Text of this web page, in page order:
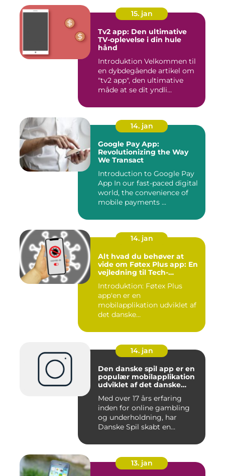
15. jan
Tv2 app: Den ultimative
TV-oplevelse i din hule
hånd
Introduktion Velkommen til
en dybdegående artikel om
"tv2 app", den ultimative
måde at se dit yndli...
14. jan
Google Pay App:
Revolutionizing the Way
We Transact
Introduction to Google Pay
App In our fast-paced digital
world, the convenience of
mobile payments ...
14. jan
Alt hvad du behøver at
vide om Føtex Plus app: En
vejledning til Tech-
Introduktion: Føtex Plus
app'en er en
mobilapplikation udviklet af
det danske
14. jan
Den danske spil app er en
populær mobilapplikation
udviklet af det danske
Med over 17 års erfaring
inden for online gambling
og underholdning, har
Danske Spil skabt en
13. jan